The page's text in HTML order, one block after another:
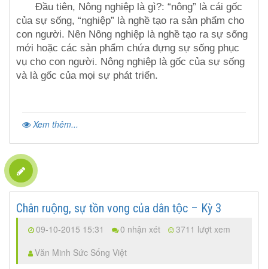
Đầu tiên, Nông nghiệp là gì?: “nông” là cái gốc
của sự sống, “nghiệp” là nghề tạo ra sản phẩm cho
con người. Nên Nông nghiệp là nghề tạo ra sự sống
mới hoặc các sản phẩm chứa đựng sự sống phục
vụ cho con người. Nông nghiệp là gốc của sự sống
và là gốc của mọi sự phát triển.
Xem thêm...
Chân ruộng, sự tồn vong của dân tộc – Kỳ 3
09-10-2015 15:31 0 nhận xét
3711 lượt xem
Văn Minh Sức Sống Việt